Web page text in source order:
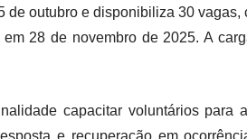
de outubro e disponibiliza 30
28 de novembro de 2025. A
capacitar voluntários para
e recuperação em